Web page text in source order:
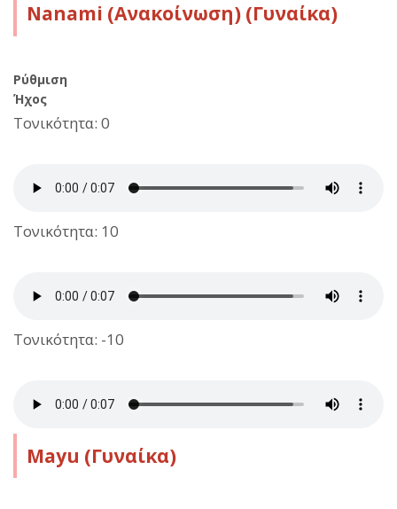
Nanami (Ανακοίνωση) (Γυναίκα)
Ρύθμιση
Ήχος
Τονικότητα: 0
Τονικότητα: 10
Τονικότητα: -10
Mayu (Γυναίκα)